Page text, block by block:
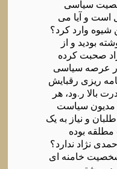
سیاسی
است و آیا می
شیوه وارد کرد؟
بودید و از
صحبت کرده
عرصه سیاسی
ریزی رقبایش
بالا ر.ود، هر
مدیون سیاست
و نیاز به یک
بوده
نژاد ندارد؟
خامنه ای